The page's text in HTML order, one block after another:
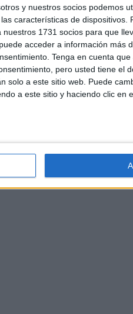
y nuestros socios podemos
características de dispositivos.
1731 socios para que
acceder a información más
Tenga en cuenta
pero usted tiene el
solo a este sitio web. Puede
a este sitio y haciendo clic en